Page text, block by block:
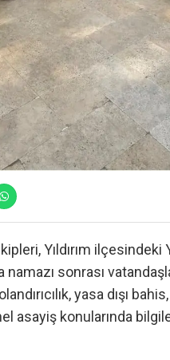
Yıldırım ilçesindeki
namazı sonrası
yasa dışı
asayiş konularında